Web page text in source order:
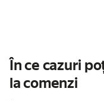
În ce cazuri
la comenzi